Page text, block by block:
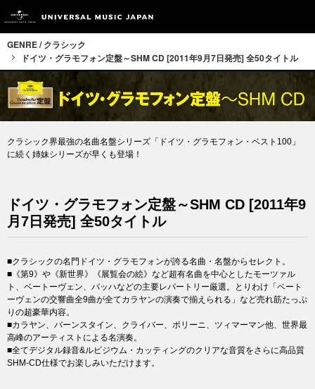
GENRE / クラシック
ドイツ・グラモフォン定盤～SHM CD [2011年9月7日発売] 全50タイトル
クラシック界最強の名曲名盤シリーズ「ドイツ・グラモフォン・ベスト100」
に続く姉妹シリーズが早くも登場！
ドイツ・グラモフォン定盤～SHM CD [2011年9
月7日発売] 全50タイトル
■クラシックの名門ドイツ・グラモフォンが誇る名曲・名盤からセレクト。
■《第9》や《新世界》《展覧会の絵》など超有名曲を中心としたモーツァル
ト、ベートーヴェン、バッハなどの主要レパートリー厳選。とりわけ「ベート
ーヴェンの交響曲全9曲が全てカラヤンの演奏で揃えられる」など売れ筋たっぷ
りの超豪華内容。
■カラヤン、バーンスタイン、クライバー、ポリーニ、ツィマーマン他、世界最
高峰のアーティストによる名演奏。
■全てデジタル録音&ルビジウム・カッティングのクリアな音質をさらに高品質
SHM-CD仕様でお楽しみいただけます。